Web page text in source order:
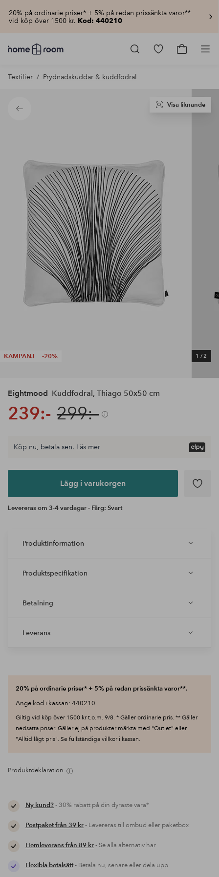
20% på ordinarie priser* + 5% på redan prissänkta varor**
vid köp över 1500 kr. Kod: 440210
Homeroom
–
hemmet
pris
Gå
Gå
Textilier Prydnadskuddar & kuddfodral
Tillbaka
KAMPANJ -20% 1 /2
Visa liknande
Eightmood Kuddfodral, Thiago 50x50 cm
239:- 299:-
Lägg i
Köp nu, betala sen. Läs mer
Lägg i varukorgen
Levereras om 3-4 vardagar - Färg: Svart
Produktinformation
Produktspecifikation
Betalning
Leverans
20% på ordinarie priser* + 5% på redan prissänkta varor**.
Ange kod i kassan: 440210
Giltig vid köp över 1500 kr t.o.m. 9/8. * Gäller ordinarie pris. ** Gäller
nedsatta priser. Gäller ej på produkter märkta med "Outlet" eller
"Alltid lågt pris". Se fullständiga villkor i kassan.
Produktdeklaration
Ny kund?- 30% rabatt på din dyraste vara*
Postpaket från 39 kr- Levereras till ombud eller paketbox
Hemleverans från 89 kr- Se alla alternativ här
Flexibla betalsätt- Betala nu, senare eller dela upp